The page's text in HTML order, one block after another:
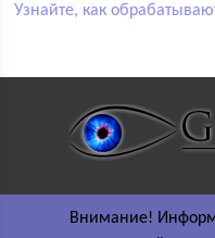
Узнайте, как
Внимание!